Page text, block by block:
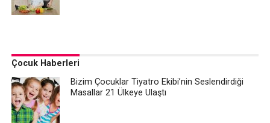
Çocuk Haberleri
Bizim Çocuklar Tiyatro Ekibi’nin Seslendirdiği
Masallar 21 Ülkeye Ulaştı